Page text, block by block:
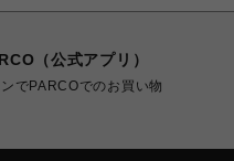
（公式アプリ）
でPARCOでのお買い物